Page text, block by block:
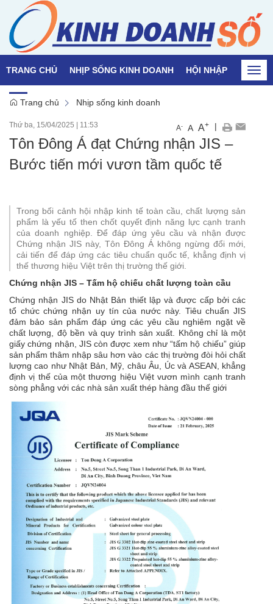
TRANG CHỦ NHỊP SỐNG KINH DOANH HỘI NHẬP QUỐC
Trang chủ Nhịp sống kinh doanh
Thứ ba, 15/04/2025 11:53 A- A A+ |
Tôn Đông Á đạt Chứng nhận JIS –
Bước tiến mới vươn tầm quốc tế
Trong bối cảnh hội nhập kinh tế toàn cầu, chất lượng sản
phẩm là yếu tố then chốt quyết định năng lực cạnh tranh
của doanh nghiệp. Để đáp ứng yêu cầu và nhận được
Chứng nhận JIS này, Tôn Đông Á không ngừng đổi mới,
cải tiến để đáp ứng các tiêu chuẩn quốc tế, khẳng định vị
thế thương hiệu Việt trên thị trường thế giới.
Chứng nhận JIS – Tấm hộ chiếu chất lượng toàn cầu
Chứng nhận JIS do Nhật Bản thiết lập và được cấp bởi các
tổ chức chứng nhận uy tín của nước này. Tiêu chuẩn JIS
đảm bảo sản phẩm đáp ứng các yêu cầu nghiêm ngặt về
chất lượng, độ bền và quy trình sản xuất. Không chỉ là một
giấy chứng nhận, JIS còn được xem như “tấm hộ chiếu” giúp
sản phẩm thâm nhập sâu hơn vào các thị trường đòi hỏi chất
lượng cao như Nhật Bản, Mỹ, châu Âu, Úc và ASEAN, khẳng
định vị thế của một thương hiệu Việt vươn mình cạnh tranh
sòng phẳng với các nhà sản xuất thép hàng đầu thế giới